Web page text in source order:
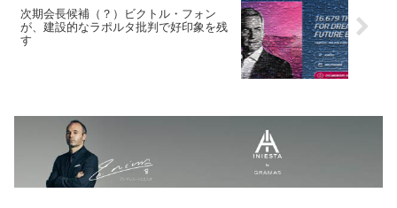
次期会長候補（？）ビクトル・フォン
が、建設的なラポルタ批判で好印象を残
す